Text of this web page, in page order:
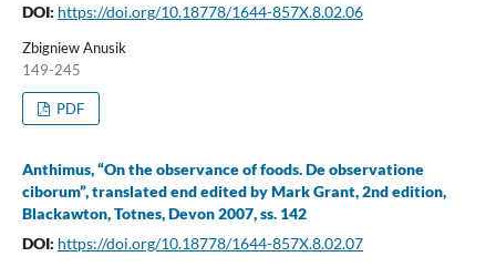
DOI: https://doi.org/10.18778/1644-857X.8.02.06
Zbigniew Anusik
149-245
PDF
Anthimus, “On the observance of foods. De observatione
ciborum”, translated end edited by Mark Grant, 2nd edition,
Blackawton, Totnes, Devon 2007, ss. 142
DOI: https://doi.org/10.18778/1644-857X.8.02.07